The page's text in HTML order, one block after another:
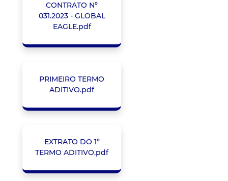
CONTRATO Nº
031.2023 - GLOBAL
EAGLE.pdf
PRIMEIRO TERMO
ADITIVO.pdf
EXTRATO DO 1º
TERMO ADITIVO.pdf